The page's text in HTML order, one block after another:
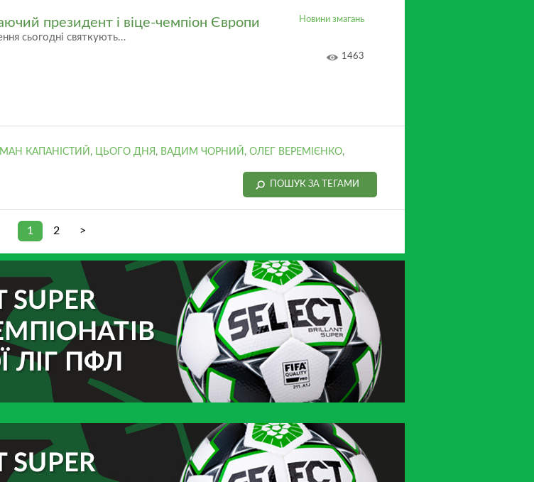
президент і віце-чемпіон Європи Новини змагань
сьогодні святкують…
1463
КАПАНІСТИЙ , ЦЬОГО ДНЯ , ВАДИМ ЧОРНИЙ , ОЛЕГ ВЕРЕМІЄНКО,
1 2 >